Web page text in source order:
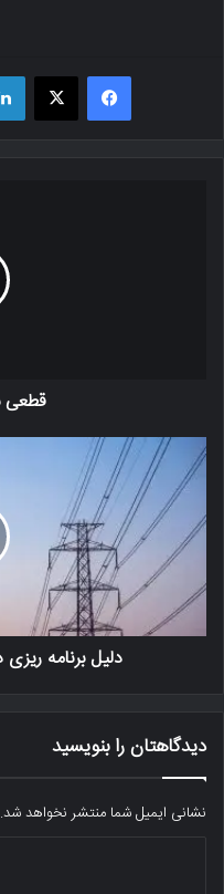
فیسبوک X
قطعی
دلیل برنامه
دیدگاهتان را بنویسید
نشانی ایمیل شما منتشر نخواهد شد.